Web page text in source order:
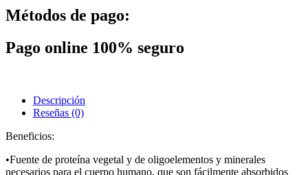
Métodos de pago:
Pago online 100% seguro
Descripción
Reseñas (0)
Beneficios:
•Fuente de proteína vegetal y de oligoelementos y minerales
necesarios para el cuerpo humano, que son fácilmente absorbidos